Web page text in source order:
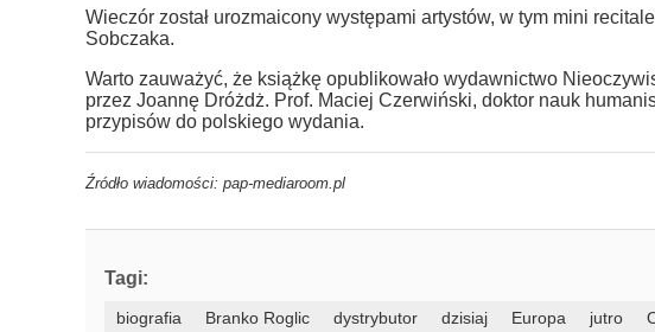
Wieczór został urozmaicony występami artystów, w tym mini
Sobczaka.
Warto zauważyć, że książkę opublikowało wydawnictwo
przez Joannę Dróżdż. Prof. Maciej Czerwiński, doktor nauk
przypisów do polskiego wydania.
Źródło wiadomości: pap-mediaroom.pl
Tagi:
biografia Branko Roglic dystrybutor dzisiaj Europa jutro